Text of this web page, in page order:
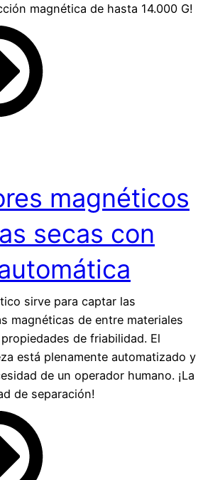
magnética de hasta 14.000 G!
magnéticos
secas con
sirve para captar las
magnéticas de entre materiales
de friabilidad. El
está plenamente automatizado y
de un operador humano. ¡La
de separación!